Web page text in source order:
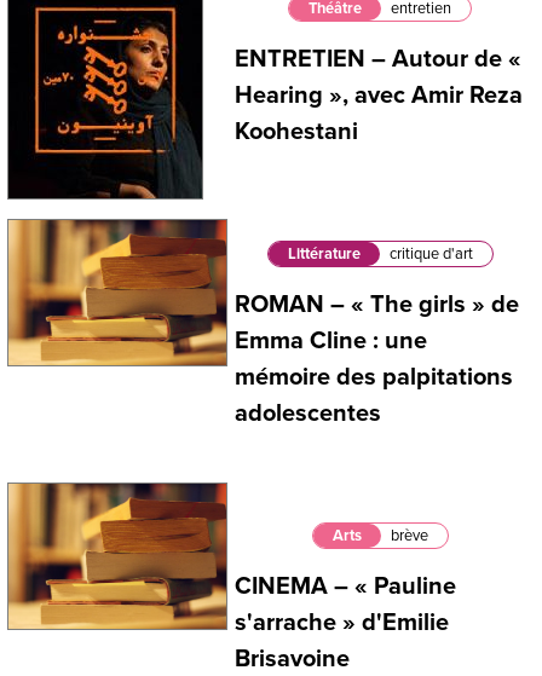
Théâtre entretien
ENTRETIEN – Autour de «
Hearing », avec Amir Reza
Koohestani
Littérature critique d'art
ROMAN – « The girls » de
Emma Cline : une
mémoire des palpitations
adolescentes
Arts brève
CINEMA – « Pauline
s'arrache » d'Emilie
Brisavoine